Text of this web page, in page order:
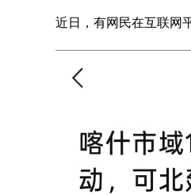
近日，有网民在互联